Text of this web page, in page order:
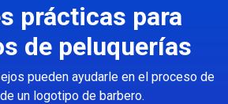
prácticas para
de peluquerías
pueden ayudarle en el proceso de
un logotipo de barbero.